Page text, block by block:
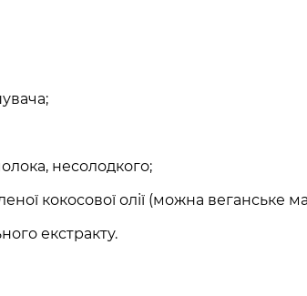
несолодкого;
кокосової олії (можна веганське
екстракту.